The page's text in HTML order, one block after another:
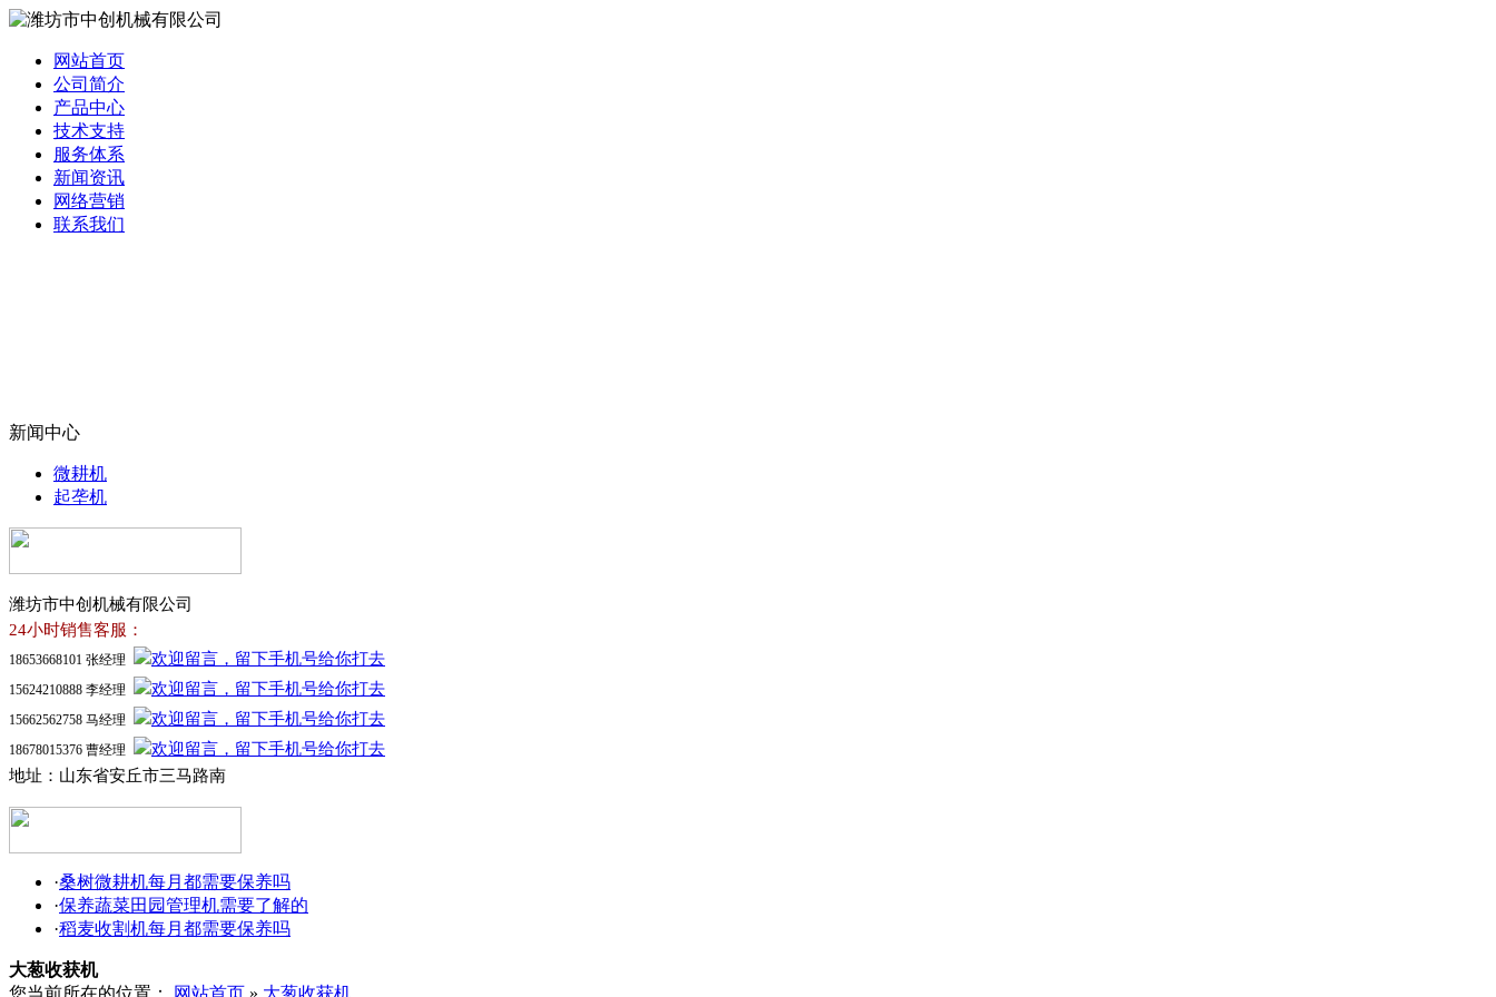
网站首页
公司简介
产品中心
技术支持
服务体系
新闻资讯
网络营销
联系我们
新闻中心
微耕机
起垄机
潍坊市中创机械有限公司
24小时销售客服：
18653668101 张经理
15624210888 李经理
15662562758 马经理
18678015376 曹经理
地址：山东省安丘市三马路南
·桑树微耕机每月都需要保养吗
·保养蔬菜田园管理机需要了解的
·稻麦收割机每月都需要保养吗
大葱收获机
您当前所在的位置：
网站首页 » 大葱收获机